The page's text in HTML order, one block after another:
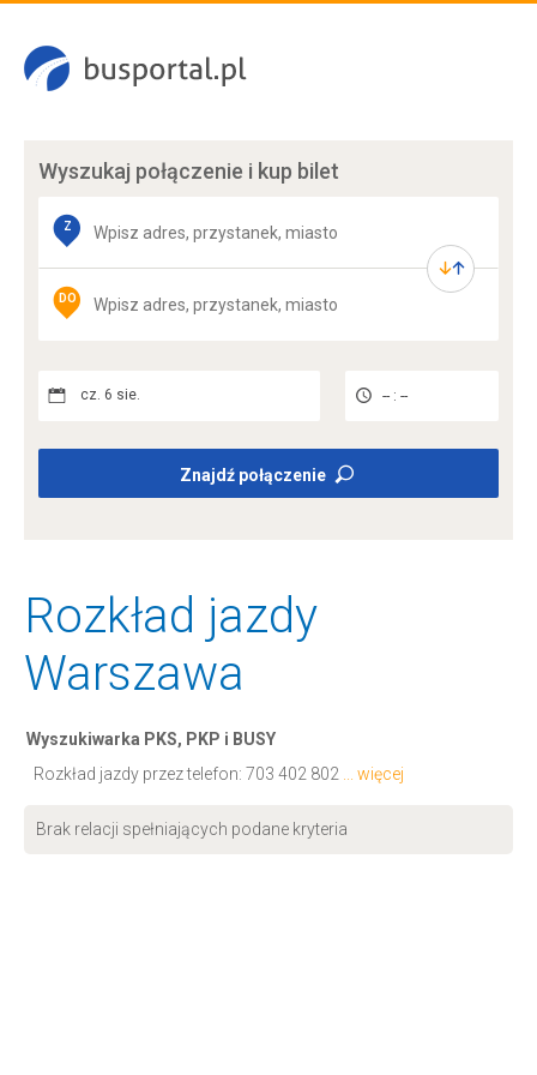
Wyszukaj połączenie i kup bilet
Z
DO
cz. 6 sie. -- : --
Znajdź połączenie
Rozkład jazdy
Warszawa
Wyszukiwarka PKS, PKP i BUSY
Rozkład jazdy przez telefon: 703 402 802 ... więcej
Brak relacji spełniających podane kryteria